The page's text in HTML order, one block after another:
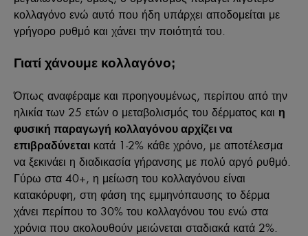
κολλαγόνο ενώ αυτό που ήδη υπάρχει αποδομείται με
γρήγορο ρυθμό και χάνει την ποιότητά του.
Γιατί χάνουμε κολλαγόνο;
Όπως αναφέραμε και προηγουμένως, περίπου από την
ηλικία των 25 ετών ο μεταβολισμός του δέρματος και η
φυσική παραγωγή κολλαγόνου αρχίζει να
επιβραδύνεται κατά 1-2% κάθε χρόνο, με αποτέλεσμα
να ξεκινάει η διαδικασία γήρανσης με πολύ αργό ρυθμό.
Γύρω στα 40+, η μείωση του κολλαγόνου είναι
κατακόρυφη, στη φάση της εμμηνόπαυσης το δέρμα
χάνει περίπου το 30% του κολλαγόνου του ενώ στα
χρόνια που ακολουθούν μειώνεται σταδιακά κατά 2%.